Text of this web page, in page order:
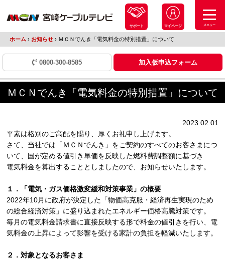
サポート マイページ メニュー
ホーム › お知らせ ›ＭＣＮでんき「電気料金の特別措置」について
0800-300-8585 加入仮申込フォーム
ＭＣＮでんき「電気料金の特別措置」について
2023.02.01
平素は格別のご高配を賜り、厚くお礼申し上げます。
さて、当社では「ＭＣＮでんき」をご契約のすべてのお客さまにつ
いて、国が定める値引き単価を反映した燃料費調整額に基づき
電気料金を算出することとしましたので、お知らせいたします。
１．「電気・ガス価格激変緩和対策事業」の概要
2022年10月に政府が決定した「物価高克服・経済再生実現のため
の総合経済対策」に盛り込まれたエネルギー価格高騰対策です。
毎月の電気料金請求書に直接反映する形で料金の値引きを行い、電
気料金の上昇によって影響を受ける家計の負担を軽減いたします。
２．対象となるお客さま